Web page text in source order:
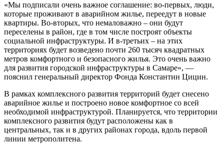
«Мы подписали очень важное соглашение: во-первых, люди,
которые проживают в аварийном жилье, переедут в новые
квартиры. Во-вторых, что немаловажно – они будут
переселены в район, где в том числе построят объекты
социальной инфраструктуры. И в-третьих – на этих
территориях будет возведено почти 260 тысяч квадратных
метров комфортного и безопасного жилья. Это очень важно
для развития городской инфраструктуры в Самаре», —
пояснил генеральный директор Фонда Константин Цицин.
В рамках комплексного развития территорий будет снесено
аварийное жилье и построено новое комфортное со всей
необходимой инфраструктурой. Планируется, что территории
комплексного развития будут расположены как в
центральных, так и в других районах города, вдоль первой
линии метрополитена.